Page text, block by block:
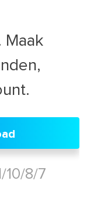
Maak
10/8/7